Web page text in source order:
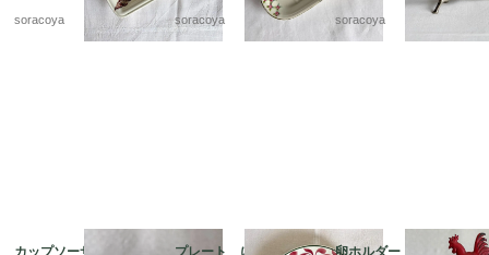
soracoya soracoya soracoya
カップソーサー リモ
プレート にわとり
卵ホルダー ワイヤー